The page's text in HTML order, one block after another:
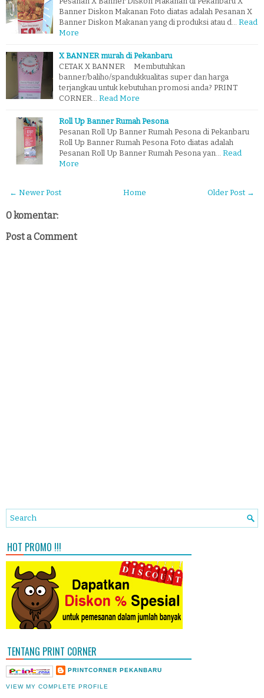
Banner Diskon Makanan Foto diatas adalah Pesanan X
Banner Diskon Makanan yang di produksi atau d…
Read
More
X BANNER murah di Pekanbaru
CETAK X BANNER Membutuhkan
banner/baliho/spandukkualitas super dan harga
terjangkau untuk kebutuhan promosi anda? PRINT
CORNER…
Read More
Roll Up Banner Rumah Pesona
Pesanan Roll Up Banner Rumah Pesona di Pekanbaru
Roll Up Banner Rumah Pesona Foto diatas adalah
Pesanan Roll Up Banner Rumah Pesona yan…
Read
More
← Newer Post Older Post →
Home
0 komentar:
Post a Comment
HOT PROMO !!!
TENTANG PRINT CORNER
PRINTCORNER PEKANBARU
VIEW MY COMPLETE PROFILE